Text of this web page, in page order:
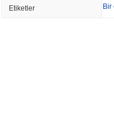
Etiketler Bir